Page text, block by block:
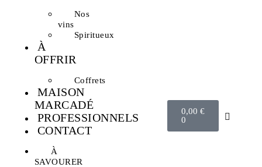
Nos
vins
Spiritueux
À
OFFRIR
Coffrets
MAISON
MARCADÉ
PROFESSIONNELS
CONTACT
À
SAVOURER
0,00 €
0